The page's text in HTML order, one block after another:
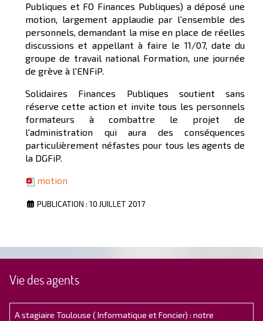
Publiques et FO Finances Publiques) a déposé une
motion, largement applaudie par l'ensemble des
personnels, demandant la mise en place de réelles
discussions et appellant à faire le 11/07, date du
groupe de travail national Formation, une journée
de grève à l'ENFiP.
Solidaires Finances Publiques soutient sans
réserve cette action et invite tous les personnels
formateurs à combattre le projet de
l'administration qui aura des conséquences
particulièrement néfastes pour tous les agents de
la DGFiP.
motion
PUBLICATION : 10 JUILLET 2017
Vie des agents
A stagiaire Toulouse ( Informatique et Foncier) : notre